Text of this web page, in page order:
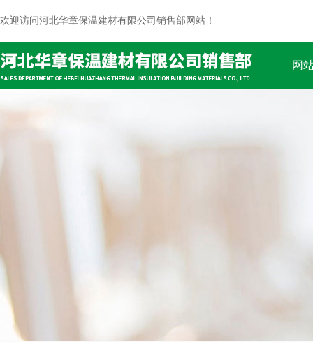
欢迎访问河北华章保温建材有限公司销售部网站！
网